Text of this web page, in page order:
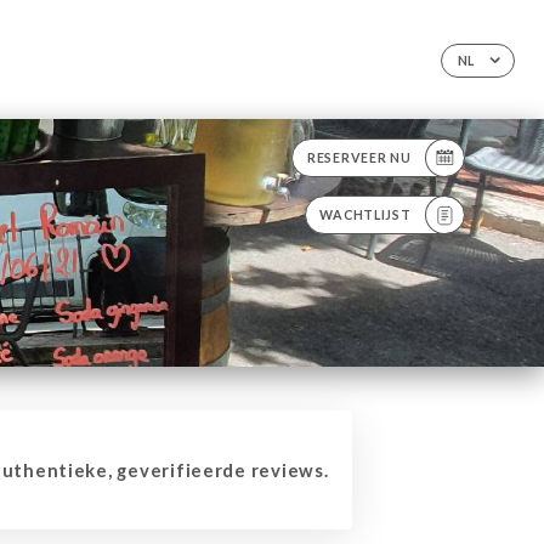
NL
RESERVEER NU
WACHTLIJST
geverifieerde reviews.